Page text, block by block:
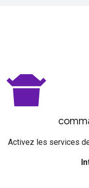
takeout_dining
Activez les services